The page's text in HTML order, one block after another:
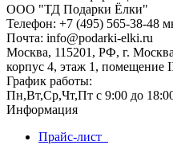
ООО "ТД Подарки Ёлки"
Телефон: +7 (495) 565-38-48
Почта: info@podarki-elki.ru
Москва, 115201, РФ, г.
корпус 4, этаж 1, помещение
График работы:
Пн,Вт,Ср,Чт,Пт с 9:00 до
Информация
Прайс-лист